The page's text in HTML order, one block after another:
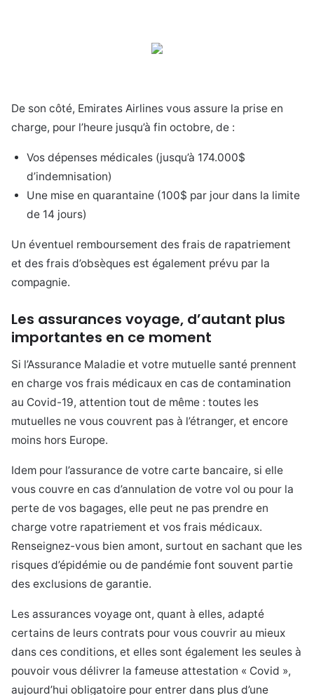
De son côté, Emirates Airlines vous assure la prise en
charge, pour l’heure jusqu’à fin octobre, de :
Vos dépenses médicales (jusqu’à 174.000$
d’indemnisation)
Une mise en quarantaine (100$ par jour dans la limite
de 14 jours)
Un éventuel remboursement des frais de rapatriement
et des frais d’obsèques est également prévu par la
compagnie.
Les assurances voyage, d’autant plus
importantes en ce moment
Si l’Assurance Maladie et votre mutuelle santé prennent
en charge vos frais médicaux en cas de contamination
au Covid-19, attention tout de même : toutes les
mutuelles ne vous couvrent pas à l’étranger, et encore
moins hors Europe.
Idem pour l’assurance de votre carte bancaire, si elle
vous couvre en cas d’annulation de votre vol ou pour la
perte de vos bagages, elle peut ne pas prendre en
charge votre rapatriement et vos frais médicaux.
Renseignez-vous bien amont, surtout en sachant que les
risques d’épidémie ou de pandémie font souvent partie
des exclusions de garantie.
Les assurances voyage ont, quant à elles, adapté
certains de leurs contrats pour vous couvrir au mieux
dans ces conditions, et elles sont également les seules à
pouvoir vous délivrer la fameuse attestation « Covid »,
aujourd’hui obligatoire pour entrer dans plus d’une